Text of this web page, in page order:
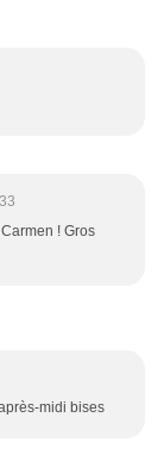
! Gros
midi bises